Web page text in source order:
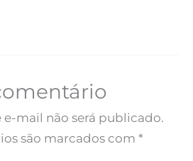
e-mail não será publicado.
são marcados com *